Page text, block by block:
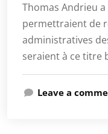
Thomas Andrieu
permettraient de
administratives
seraient à ce titre
Leave a